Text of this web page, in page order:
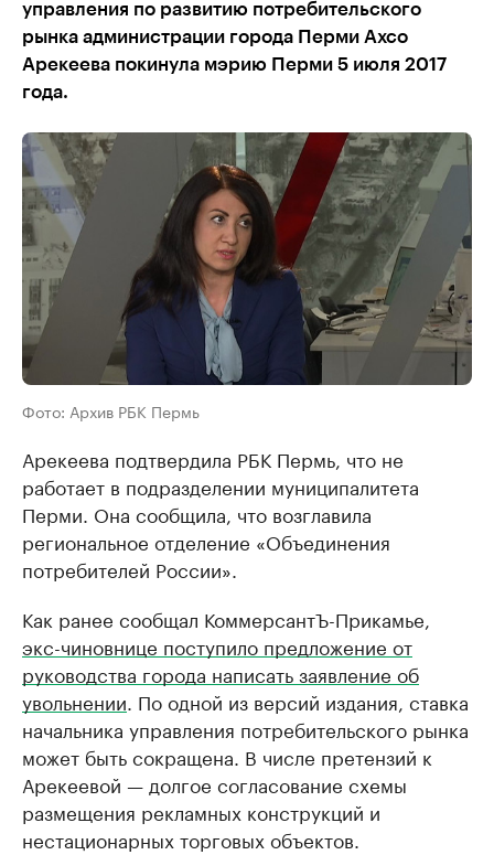
управления по развитию потребительского
рынка администрации города Перми Ахсо
Арекеева покинула мэрию Перми 5 июля 2017
года.
Фото: Архив РБК Пермь
Арекеева подтвердила РБК Пермь, что не
работает в подразделении муниципалитета
Перми. Она сообщила, что возглавила
региональное отделение «Объединения
потребителей России».
Как ранее сообщал КоммерсантЪ-Прикамье,
экс-чиновнице поступило предложение от
руководства города написать заявление об
увольнении . По одной из версий издания, ставка
начальника управления потребительского рынка
может быть сокращена. В числе претензий к
Арекеевой — долгое согласование схемы
размещения рекламных конструкций и
нестационарных торговых объектов.